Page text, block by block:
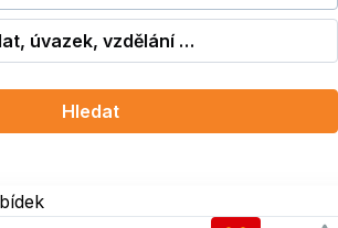
úvazek, vzdělání …
Hledat